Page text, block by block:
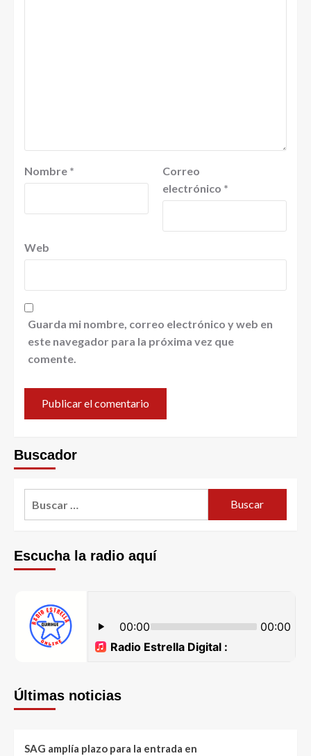
Nombre *
Correo
electrónico *
Web
Guarda mi nombre, correo electrónico y web en
este navegador para la próxima vez que
comente.
Buscador
Escucha la radio aquí
Últimas noticias
SAG amplía plazo para la entrada en